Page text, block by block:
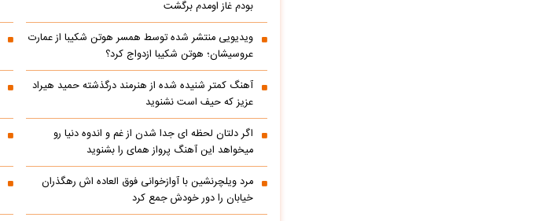
بودم غاز اومدم برگشت
ویدیویی منتشر شده توسط همسر هوتن شکیبا از عمارت
عروسیشان؛ هوتن شکیبا ازدواج کرد؟
آهنگ کمتر شنیده شده از هنرمند درگذشته حمید هیراد
عزیز که حیف است نشنوید
اگر دلتان لحظه ای جدا شدن از غم و اندوه دنیا رو
میخواهد این آهنگ پرواز همای را بشنوید
مرد ویلچرنشین با آوازخوانی فوق العاده اش رهگذران
خیابان را دور خودش جمع کرد